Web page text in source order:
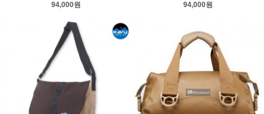
94,000원
94,000원